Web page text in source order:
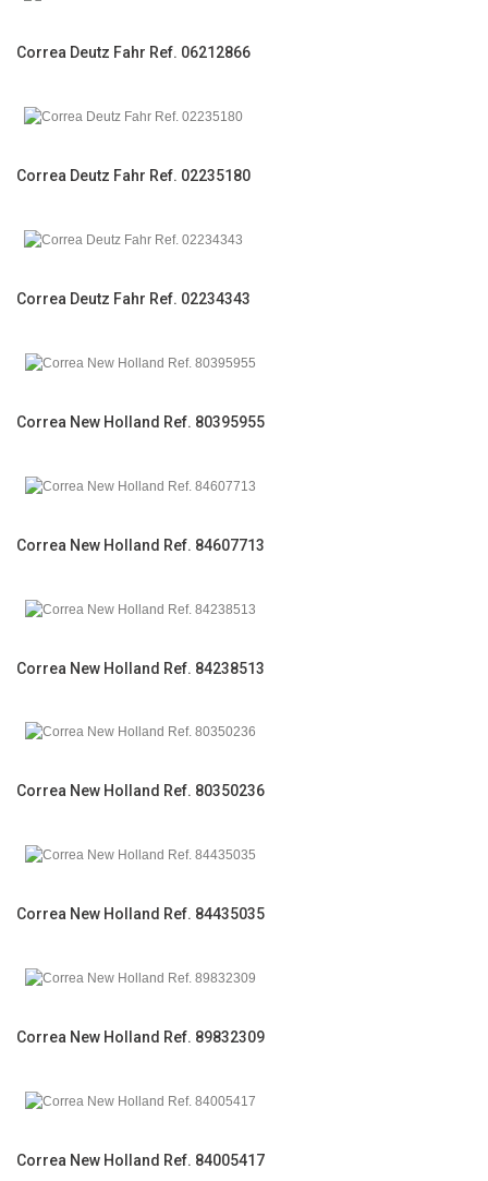
Correa Deutz Fahr Ref. 06212866
Correa Deutz Fahr Ref. 02235180
Correa Deutz Fahr Ref. 02234343
Correa New Holland Ref. 80395955
Correa New Holland Ref. 84607713
Correa New Holland Ref. 84238513
Correa New Holland Ref. 80350236
Correa New Holland Ref. 84435035
Correa New Holland Ref. 89832309
Correa New Holland Ref. 84005417